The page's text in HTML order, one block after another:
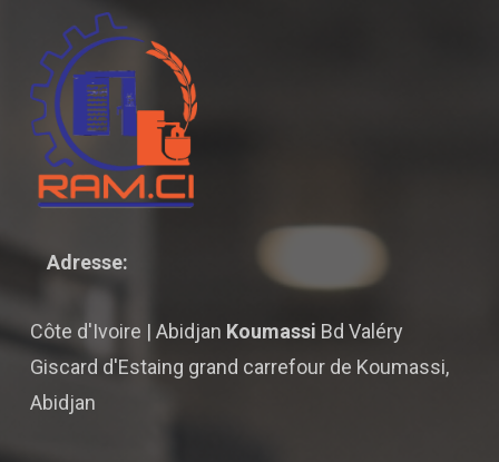
Adresse:
Côte d'Ivoire | Abidjan Koumassi Bd Valéry
Giscard d'Estaing grand carrefour de Koumassi,
Abidjan